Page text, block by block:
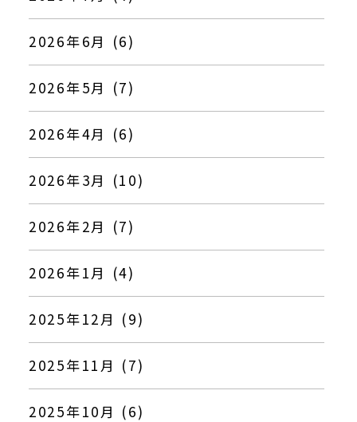
2026年6月 (6)
2026年5月 (7)
2026年4月 (6)
2026年3月 (10)
2026年2月 (7)
2026年1月 (4)
2025年12月 (9)
2025年11月 (7)
2025年10月 (6)